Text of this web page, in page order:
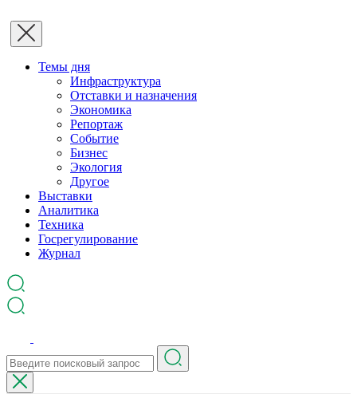
Темы дня
Инфраструктура
Отставки и назначения
Экономика
Репортаж
Событие
Бизнес
Экология
Другое
Выставки
Аналитика
Техника
Госрегулирование
Журнал